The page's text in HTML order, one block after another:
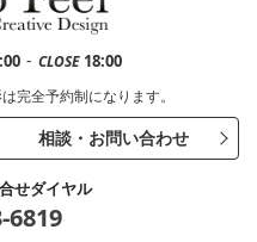
- CLOSE 18:00
完全予約制になります。
相談・お問い合わせ
せダイヤル
6819